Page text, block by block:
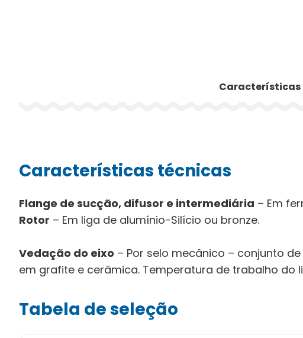
Características
Características técnicas
Flange de sucção, difusor e intermediária – Em
Rotor – Em liga de alumínio-Silício ou bronze.
Vedação do eixo – Por selo mecânico – conjunto
em grafite e cerâmica. Temperatura de trabalho do
Tabela de seleção